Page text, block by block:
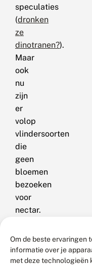
Om de beste ervaringen
informatie over je
met deze technologieën
speculaties
(dronken
ze
dinotranen?).
Maar
ook
nu
zijn
er
volop
vlindersoorten
die
geen
bloemen
bezoeken
voor
nectar.